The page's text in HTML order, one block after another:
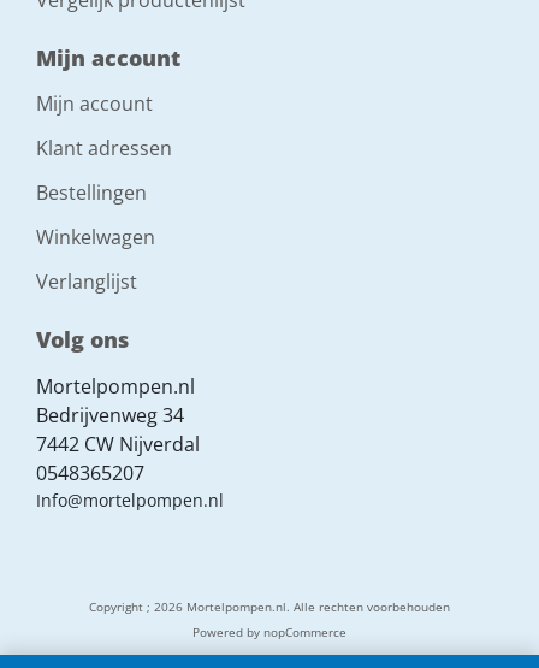
Mijn account
Mijn account
Klant adressen
Bestellingen
Winkelwagen
Verlanglijst
Volg ons
Mortelpompen.nl
Bedrijvenweg 34
7442 CW Nijverdal
0548365207
Info@mortelpompen.nl
Copyright ; 2026 Mortelpompen.nl. Alle rechten voorbehouden
Powered by nopCommerce